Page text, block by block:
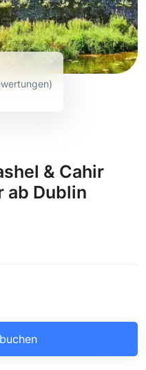
& Cahir
ab Dublin